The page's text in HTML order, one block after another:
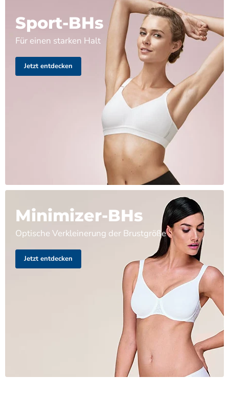
Sport-BHs
Für einen starken Halt
Jetzt entdecken
Minimizer-BHs
Optische Verkleinerung der Brustgröße
Jetzt entdecken